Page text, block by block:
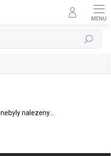
Hledat
nebyly nalezeny...